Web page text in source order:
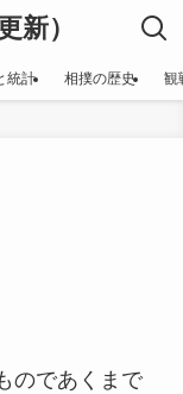
新）
統計 相撲の歴史 観
のであくまで